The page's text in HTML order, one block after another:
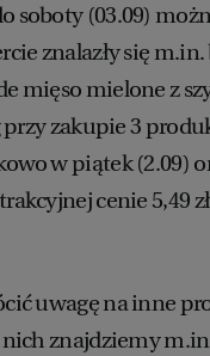
soboty (03.09)
znalazły się
mięso mielone z
przy zakupie 3
w piątek (2.09)
cenie 5,49
uwagę na inne
nich znajdziemy